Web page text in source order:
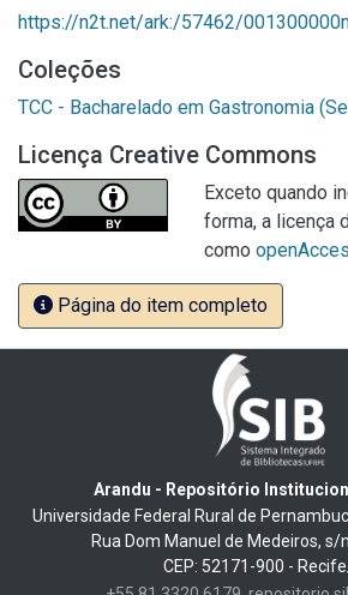
https://n2t.net/ark:/57462/
Coleções
TCC - Bacharelado em Gastronomia
Licença Creative Commons
Exceto quando
forma, a licença
como
Página do item completo
Arandu - Repositório
Universidade Federal Rural de
Rua Dom Manuel de Medeiros, s/
CEP: 52171-900 -